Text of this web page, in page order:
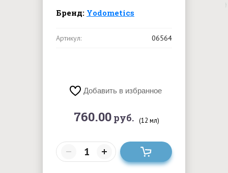
Бренд: Yodometics
Артикул: 06564
Добавить в избранное
760.00 руб. (12 мл)